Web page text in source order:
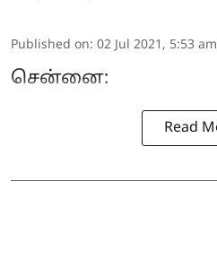
Published on: 02 Jul 2021, 5:53 am
சென்னை:
Read